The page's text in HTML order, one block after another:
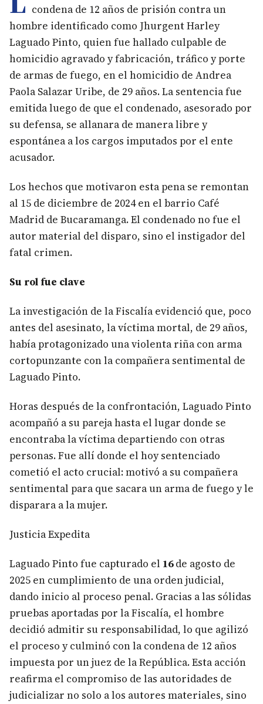
condena de 12 años de prisión contra un
hombre identificado como Jhurgent Harley
Laguado Pinto, quien fue hallado culpable de
homicidio agravado y fabricación, tráfico y porte
de armas de fuego, en el homicidio de Andrea
Paola Salazar Uribe, de 29 años. La sentencia fue
emitida luego de que el condenado, asesorado por
su defensa, se allanara de manera libre y
espontánea a los cargos imputados por el ente
acusador.
Los hechos que motivaron esta pena se remontan
al 15 de diciembre de 2024 en el barrio Café
Madrid de Bucaramanga. El condenado no fue el
autor material del disparo, sino el instigador del
fatal crimen.
Su rol fue clave
La investigación de la Fiscalía evidenció que, poco
antes del asesinato, la víctima mortal, de 29 años,
había protagonizado una violenta riña con arma
cortopunzante con la compañera sentimental de
Laguado Pinto.
Horas después de la confrontación, Laguado Pinto
acompañó a su pareja hasta el lugar donde se
encontraba la víctima departiendo con otras
personas. Fue allí donde el hoy sentenciado
cometió el acto crucial: motivó a su compañera
sentimental para que sacara un arma de fuego y le
disparara a la mujer.
Justicia Expedita
Laguado Pinto fue capturado el 16de agosto de
2025 en cumplimiento de una orden judicial,
dando inicio al proceso penal. Gracias a las sólidas
pruebas aportadas por la Fiscalía, el hombre
decidió admitir su responsabilidad, lo que agilizó
el proceso y culminó con la condena de 12 años
impuesta por un juez de la República. Esta acción
reafirma el compromiso de las autoridades de
judicializar no solo a los autores materiales, sino